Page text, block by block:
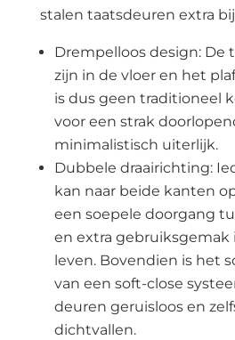
stalen taatsdeuren extra
Drempelloos design: De
zijn in de vloer en het
is dus geen traditioneel
voor een strak
minimalistisch uiterlijk.
Dubbele draairichting:
kan naar beide kanten
een soepele doorgang
en extra gebruiksgemak
leven. Bovendien is het
van een soft-close
deuren geruisloos en
dichtvallen.